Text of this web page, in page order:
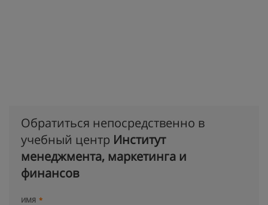
Обратиться непосредственно в
учебный центр Институт
менеджмента, маркетинга и
финансов
ИМЯ